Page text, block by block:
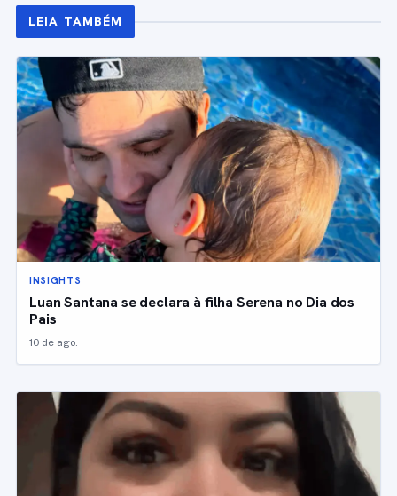
LEIA TAMBÉM
INSIGHTS
Luan Santana se declara à filha Serena no Dia dos
Pais
10 de ago.